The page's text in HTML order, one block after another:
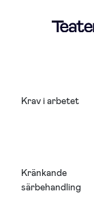
Krav i arbetet
Kränkande
särbehandling